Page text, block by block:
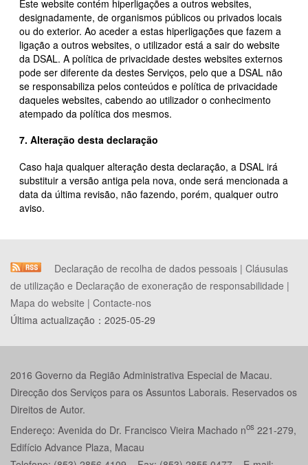
Este website contém hiperligações a outros websites,
designadamente, de organismos públicos ou privados locais
ou do exterior. Ao aceder a estas hiperligações que fazem a
ligação a outros websites, o utilizador está a sair do website
da DSAL. A política de privacidade destes websites externos
pode ser diferente da destes Serviços, pelo que a DSAL não
se responsabiliza pelos conteúdos e política de privacidade
daqueles websites, cabendo ao utilizador o conhecimento
atempado da política dos mesmos.
7. Alteração desta declaração
Caso haja qualquer alteração desta declaração, a DSAL irá
substituir a versão antiga pela nova, onde será mencionada a
data da última revisão, não fazendo, porém, qualquer outro
aviso.
Declaração de recolha de dados pessoais | Cláusulas
de utilização e Declaração de exoneração de responsabilidade |
Mapa do website | Contacte-nos
Última actualização： 2025-05-29
2016 Governo da Região Administrativa Especial de Macau.
Direcção dos Serviços para os Assuntos Laborais. Reservados os
Direitos de Autor.
Endereço: Avenida do Dr. Francisco Vieira Machado nos 221-279,
Edifício Advance Plaza, Macau